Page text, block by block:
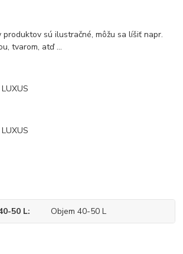
produktov sú ilustračné, môžu sa líšiť napr.
tvarom, atď ...
50 L Objem 40-50 L